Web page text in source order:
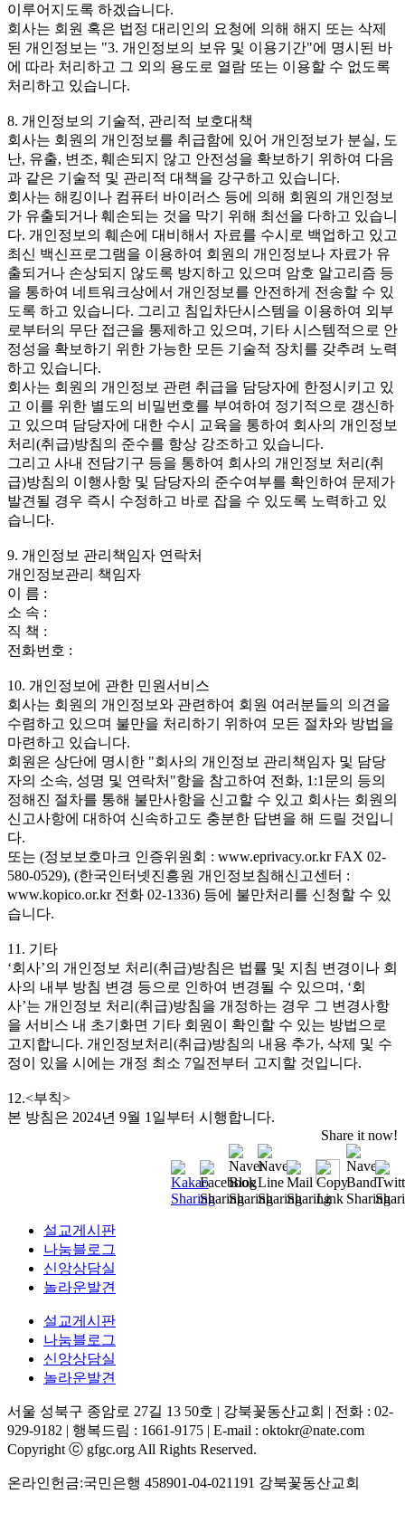
이루어지도록 하겠습니다.
회사는 회원 혹은 법정 대리인의 요청에 의해 해지 또는 삭제
된 개인정보는 "3. 개인정보의 보유 및 이용기간"에 명시된 바
에 따라 처리하고 그 외의 용도로 열람 또는 이용할 수 없도록
처리하고 있습니다.
8. 개인정보의 기술적, 관리적 보호대책
회사는 회원의 개인정보를 취급함에 있어 개인정보가 분실, 도
난, 유출, 변조, 훼손되지 않고 안전성을 확보하기 위하여 다음
과 같은 기술적 및 관리적 대책을 강구하고 있습니다.
회사는 해킹이나 컴퓨터 바이러스 등에 의해 회원의 개인정보
가 유출되거나 훼손되는 것을 막기 위해 최선을 다하고 있습니
다. 개인정보의 훼손에 대비해서 자료를 수시로 백업하고 있고
최신 백신프로그램을 이용하여 회원의 개인정보나 자료가 유
출되거나 손상되지 않도록 방지하고 있으며 암호 알고리즘 등
을 통하여 네트워크상에서 개인정보를 안전하게 전송할 수 있
도록 하고 있습니다. 그리고 침입차단시스템을 이용하여 외부
로부터의 무단 접근을 통제하고 있으며, 기타 시스템적으로 안
정성을 확보하기 위한 가능한 모든 기술적 장치를 갖추려 노력
하고 있습니다.
회사는 회원의 개인정보 관련 취급을 담당자에 한정시키고 있
고 이를 위한 별도의 비밀번호를 부여하여 정기적으로 갱신하
고 있으며 담당자에 대한 수시 교육을 통하여 회사의 개인정보
처리(취급)방침의 준수를 항상 강조하고 있습니다.
그리고 사내 전담기구 등을 통하여 회사의 개인정보 처리(취
급)방침의 이행사항 및 담당자의 준수여부를 확인하여 문제가
발견될 경우 즉시 수정하고 바로 잡을 수 있도록 노력하고 있
습니다.
9. 개인정보 관리책임자 연락처
개인정보관리 책임자
이 름 :
소 속 :
직 책 :
전화번호 :
10. 개인정보에 관한 민원서비스
회사는 회원의 개인정보와 관련하여 회원 여러분들의 의견을
수렴하고 있으며 불만을 처리하기 위하여 모든 절차와 방법을
마련하고 있습니다.
회원은 상단에 명시한 "회사의 개인정보 관리책임자 및 담당
자의 소속, 성명 및 연락처"항을 참고하여 전화, 1:1문의 등의
정해진 절차를 통해 불만사항을 신고할 수 있고 회사는 회원의
신고사항에 대하여 신속하고도 충분한 답변을 해 드릴 것입니
다.
또는 (정보보호마크 인증위원회 : www.eprivacy.or.kr FAX 02-
580-0529), (한국인터넷진흥원 개인정보침해신고센터 :
www.kopico.or.kr 전화 02-1336) 등에 불만처리를 신청할 수 있
습니다.
11. 기타
‘회사’의 개인정보 처리(취급)방침은 법률 및 지침 변경이나 회
사의 내부 방침 변경 등으로 인하여 변경될 수 있으며, ‘회
사’는 개인정보 처리(취급)방침을 개정하는 경우 그 변경사항
을 서비스 내 초기화면 기타 회원이 확인할 수 있는 방법으로
고지합니다. 개인정보처리(취급)방침의 내용 추가, 삭제 및 수
정이 있을 시에는 개정 최소 7일전부터 고지할 것입니다.
12.<부칙>
본 방침은 2024년 9월 1일부터 시행합니다.
Share it now!
설교게시판
나눔블로그
신앙상담실
놀라운발견
설교게시판
나눔블로그
신앙상담실
놀라운발견
서울 성북구 종암로 27길 13 50호 | 강북꽃동산교회 | 전화 : 02-
929-9182 | 행복드림 : 1661-9175 | E-mail : oktokr@nate.com
Copyright ⓒ gfgc.org All Rights Reserved.
온라인헌금:국민은행 458901-04-021191 강북꽃동산교회